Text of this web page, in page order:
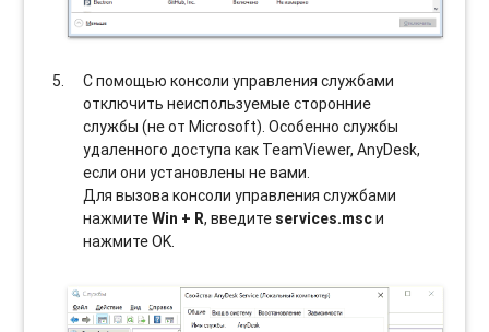
С помощью консоли управления службами
отключить неиспользуемые сторонние
службы (не от Microsoft). Особенно службы
удаленного доступа как TeamViewer, AnyDesk,
если они установлены не вами.
Для вызова консоли управления службами
нажмитеWin + R, введите services.mscи
нажмите OK.